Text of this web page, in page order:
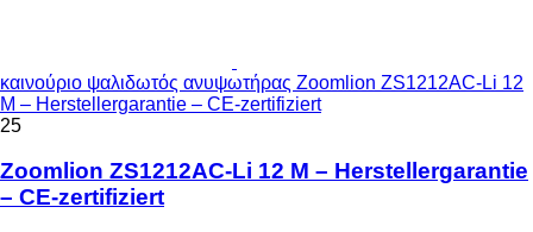
καινούριο ψαλιδωτός ανυψωτήρας Zoomlion ZS1212AC-Li 12
M – Herstellergarantie – CE-zertifiziert
25
Zoomlion ZS1212AC-Li 12 M – Herstellergarantie
– CE-zertifiziert